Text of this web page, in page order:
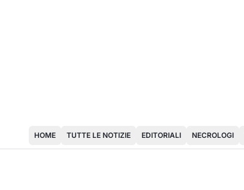
HOME TUTTE LE NOTIZIE EDITORIALI NECROLOGI